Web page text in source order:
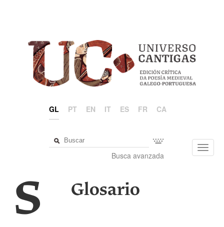
GL PT EN IT ES FR CA
Busca avanzada
S Glosario